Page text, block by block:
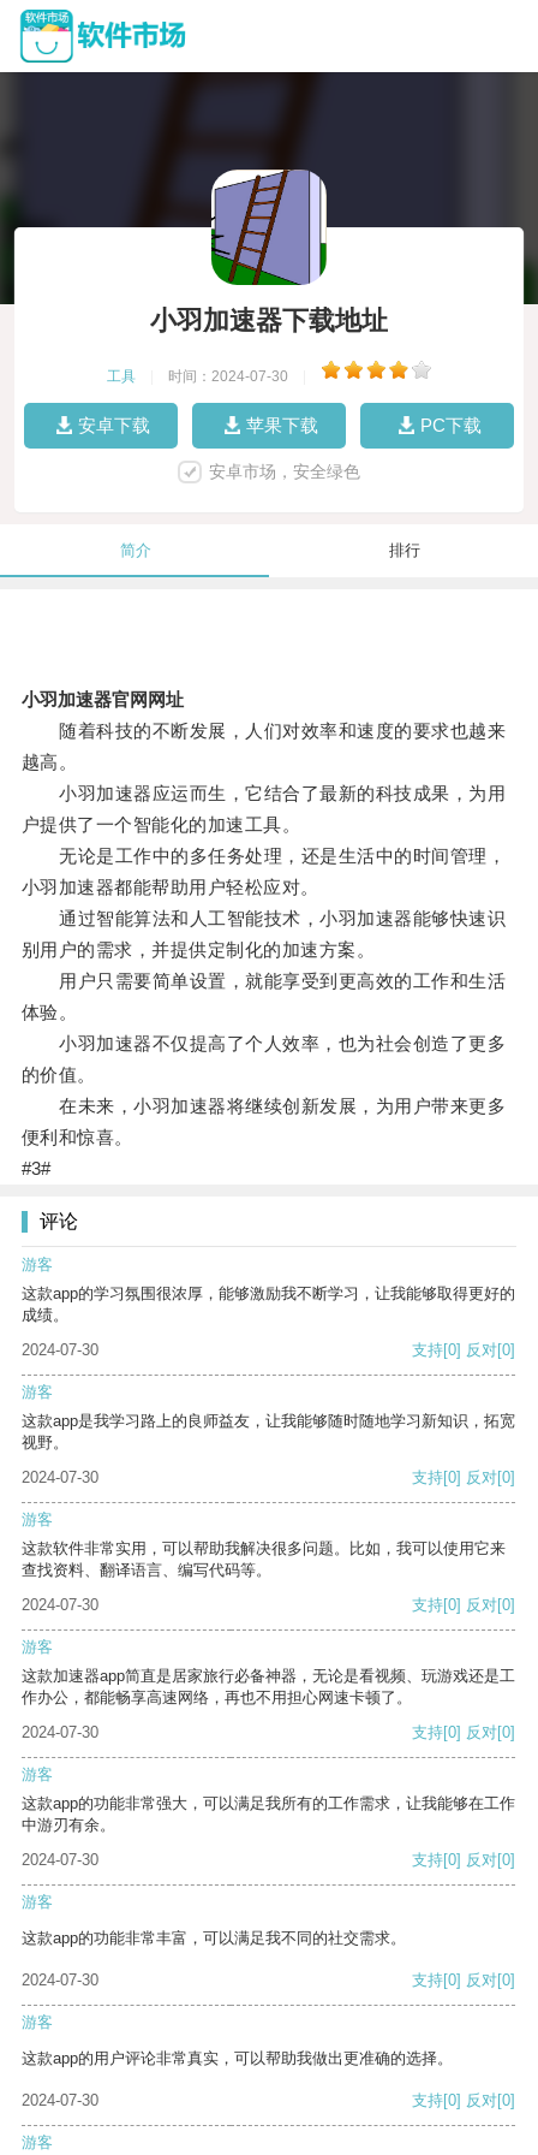
小羽加速器下载地址
工具 时间：2024-07-30
安卓下载 苹果下载 PC下载
安卓市场，安全绿色
简介 排行
小羽加速器官网网址
随着科技的不断发展，人们对效率和速度的要求也越来
越高。
小羽加速器应运而生，它结合了最新的科技成果，为用
户提供了一个智能化的加速工具。
无论是工作中的多任务处理，还是生活中的时间管理，
小羽加速器都能帮助用户轻松应对。
通过智能算法和人工智能技术，小羽加速器能够快速识
别用户的需求，并提供定制化的加速方案。
用户只需要简单设置，就能享受到更高效的工作和生活
体验。
小羽加速器不仅提高了个人效率，也为社会创造了更多
的价值。
在未来，小羽加速器将继续创新发展，为用户带来更多
便利和惊喜。
#3#
评论
游客
这款app的学习氛围很浓厚，能够激励我不断学习，让我能够取得更好的
成绩。
2024-07-30
支持[0] 反对[0]
游客
这款app是我学习路上的良师益友，让我能够随时随地学习新知识，拓宽
视野。
2024-07-30
支持[0] 反对[0]
游客
这款软件非常实用，可以帮助我解决很多问题。比如，我可以使用它来
查找资料、翻译语言、编写代码等。
2024-07-30
支持[0] 反对[0]
游客
这款加速器app简直是居家旅行必备神器，无论是看视频、玩游戏还是工
作办公，都能畅享高速网络，再也不用担心网速卡顿了。
2024-07-30
支持[0] 反对[0]
游客
这款app的功能非常强大，可以满足我所有的工作需求，让我能够在工作
中游刃有余。
2024-07-30
支持[0] 反对[0]
游客
这款app的功能非常丰富，可以满足我不同的社交需求。
2024-07-30 支持[0] 反对[0]
游客
这款app的用户评论非常真实，可以帮助我做出更准确的选择。
2024-07-30 支持[0] 反对[0]
游客